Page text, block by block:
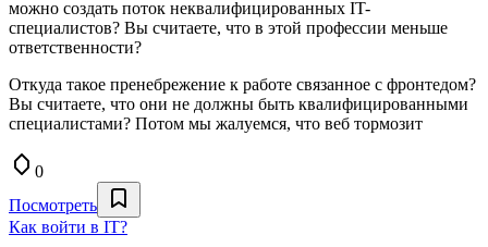
можно создать поток неквалифицированных IT-
специалистов? Вы считаете, что в этой профессии меньше
ответственности?
Откуда такое пренебрежение к работе связанное с фронтедом?
Вы считаете, что они не должны быть квалифицированными
специалистами? Потом мы жалуемся, что веб тормозит
0
Посмотреть
Как войти в IT?